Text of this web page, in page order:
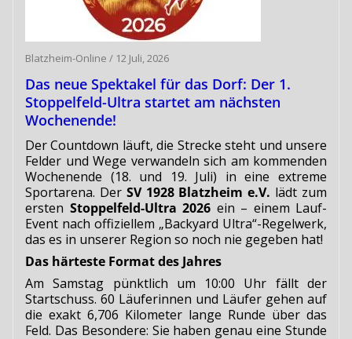
Blatzheim-Online / 12 Juli, 2026
Das neue Spektakel für das Dorf: Der 1.
Stoppelfeld-Ultra startet am nächsten
Wochenende!
Der Countdown läuft, die Strecke steht und unsere
Felder und Wege verwandeln sich am kommenden
Wochenende (18. und 19. Juli) in eine extreme
Sportarena. Der SV 1928 Blatzheim e.V. lädt zum
ersten Stoppelfeld-Ultra 2026 ein – einem Lauf-
Event nach offiziellem „Backyard Ultra“-Regelwerk,
das es in unserer Region so noch nie gegeben hat!
Das härteste Format des Jahres
Am Samstag pünktlich um 10:00 Uhr fällt der
Startschuss. 60 Läuferinnen und Läufer gehen auf
die exakt 6,706 Kilometer lange Runde über das
Feld. Das Besondere: Sie haben genau eine Stunde